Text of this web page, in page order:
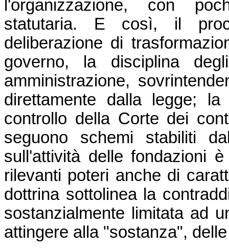
l'organizzazione, con
statutaria. E così, il
deliberazione di
governo, la disciplina
amministrazione,
direttamente dalla legge;
controllo della Corte dei
seguono schemi stabiliti
sull'attività delle fondazioni
rilevanti poteri anche di
dottrina sottolinea la
sostanzialmente limitata ad
attingere alla "sostanza",